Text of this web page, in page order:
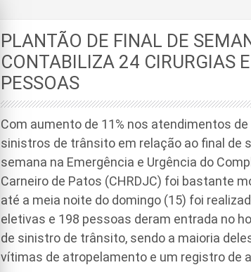
PLANTÃO DE FINAL DE
CONTABILIZA 24 CIRURGIAS
PESSOAS
Com aumento de 11% nos atendimentos
sinistros de trânsito em relação ao final de
semana na Emergência e Urgência do
Carneiro de Patos (CHRDJC) foi bastante
até a meia noite do domingo (15) foi
eletivas e 198 pessoas deram entrada no
de sinistro de trânsito, sendo a maioria
vítimas de atropelamento e um registro de